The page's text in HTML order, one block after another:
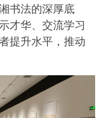
书法的深厚底
才华、交流学习
提升水平，推动